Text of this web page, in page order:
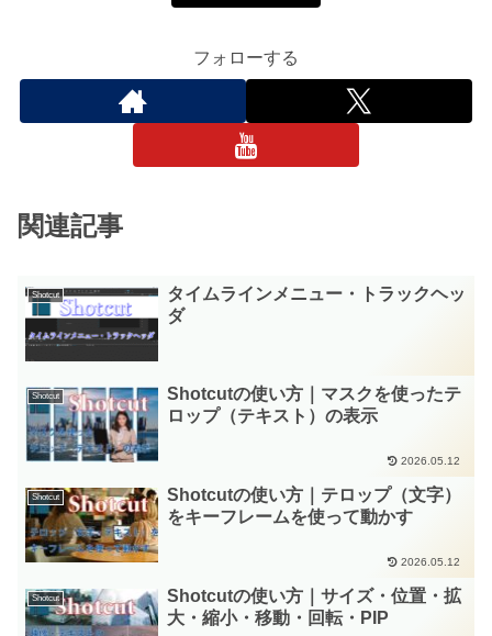
フォローする
関連記事
Shotcut
タイムラインメニュー・トラックヘッ
ダ
Shotcut
Shotcutの使い方｜マスクを使ったテ
ロップ（テキスト）の表示
2026.05.12
Shotcut
Shotcutの使い方｜テロップ（文字）
をキーフレームを使って動かす
2026.05.12
Shotcut
Shotcutの使い方｜サイズ・位置・拡
大・縮小・移動・回転・PIP